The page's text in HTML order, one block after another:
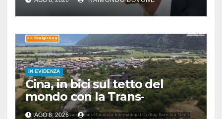
IN EVIDENZA
Cina, in bici sul tetto del
mondo con la Trans-
Himalaya Race
AGO 8, 2026